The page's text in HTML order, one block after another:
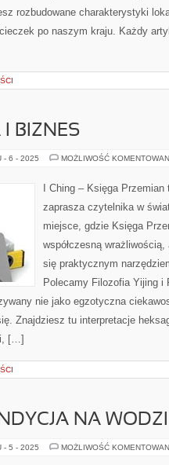
rozbudowane charakterystyki
po naszym kraju. Każdy
BIZNES
- 6 - 2025 MOŻLIWOŚĆ
I Ching – Księga
zaprasza czytelnika w
miejsce, gdzie Księga
współczesną
się praktycznym
Polecamy Filozofia Yijing i
nie jako egzotyczna
Znajdziesz tu interpretacje
[…]
NA
- 5 - 2025 MOŻLIWOŚĆ